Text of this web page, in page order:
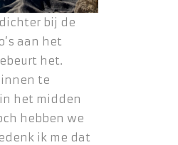
bij de
aan het
het.
te
het midden
hebben we
ik me dat